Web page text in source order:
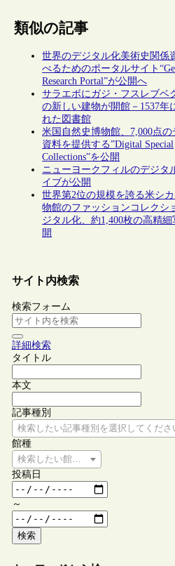
類似の記事
世界のデジタル化美術史関係
べるためのポータルサイト
Research Portal”が公開へ
サラエボにガジ・フスレブベ
の新しい建物が開館－1537年
れた図書館
米国自然史博物館、7,000点
資料を提供する”Digital Special
Collections”を公開
ニューヨークフィルのデジタ
イブが公開
世界第2位の規模を誇る米シ
物館のファッションコレクシ
ジタル化、約1,400枚の高精
開
サイト内検索
検索フォーム
詳細検索
タイトル
本文
記事種別
検索したい記事種別を選択してくださ
館種
検索したい館種を選択してください
投稿日
～
検索